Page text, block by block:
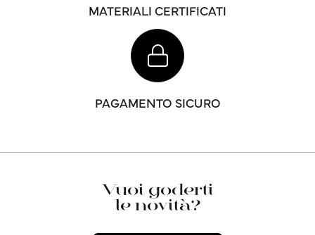
MATERIALI CERTIFICATI
PAGAMENTO SICURO
Vuoi goderti
le novità?